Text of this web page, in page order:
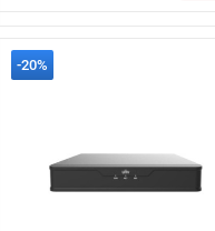
-20%